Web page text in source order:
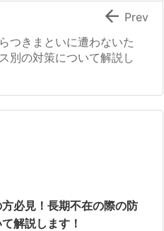
つきまといに遭わないた
別の対策について解説し
 Prev
必見！長期不在の際の防
解説します！